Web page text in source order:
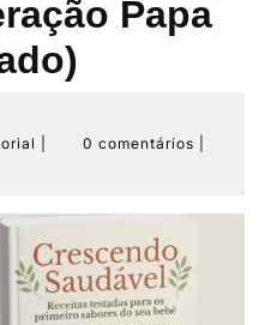
Papa
Equipe0 comentários